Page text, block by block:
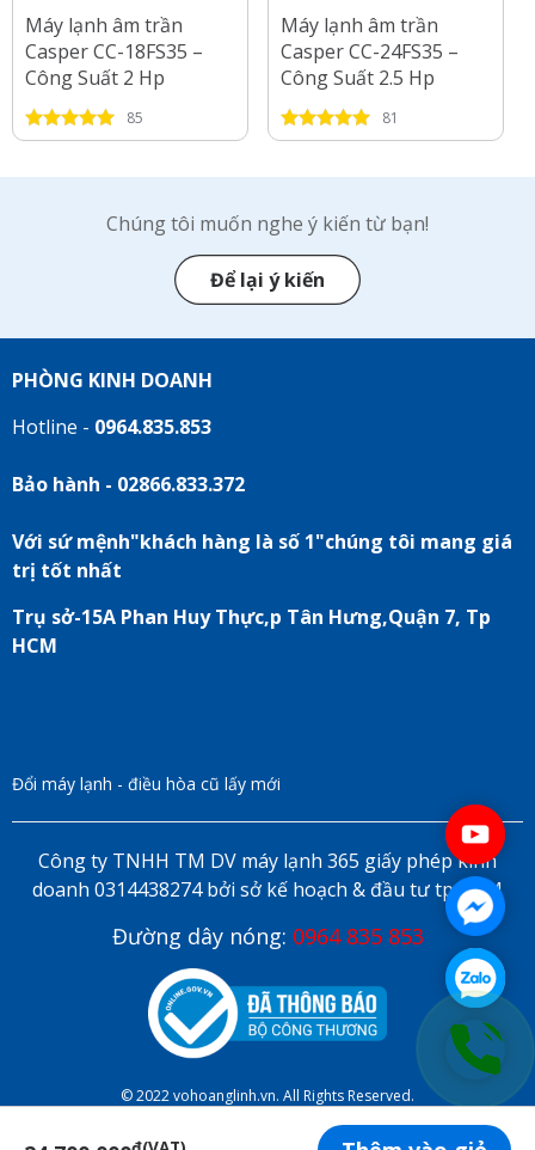
Máy lạnh âm trần
Casper CC-18FS35 –
Công Suất 2 Hp
85
Máy lạnh âm trần
Casper CC-24FS35 –
Công Suất 2.5 Hp
81
Chúng tôi muốn nghe ý kiến từ bạn!
Để lại ý kiến
PHÒNG KINH DOANH
Hotline - 0964.835.853
Bảo hành - 02866.833.372
Với sứ mệnh"khách hàng là số 1"chúng tôi mang giá
trị tốt nhất
Trụ sở-15A Phan Huy Thực,p Tân Hưng,Quận 7, Tp
HCM
Đổi máy lạnh - điều hòa cũ lấy mới
Công ty TNHH TM DV máy lạnh 365 giấy phép kinh
doanh 0314438274 bởi sở kế hoạch & đầu tư tp HCM
Đường dây nóng: 0964 835 853
© 2022 vohoanglinh.vn. All Rights Reserved.